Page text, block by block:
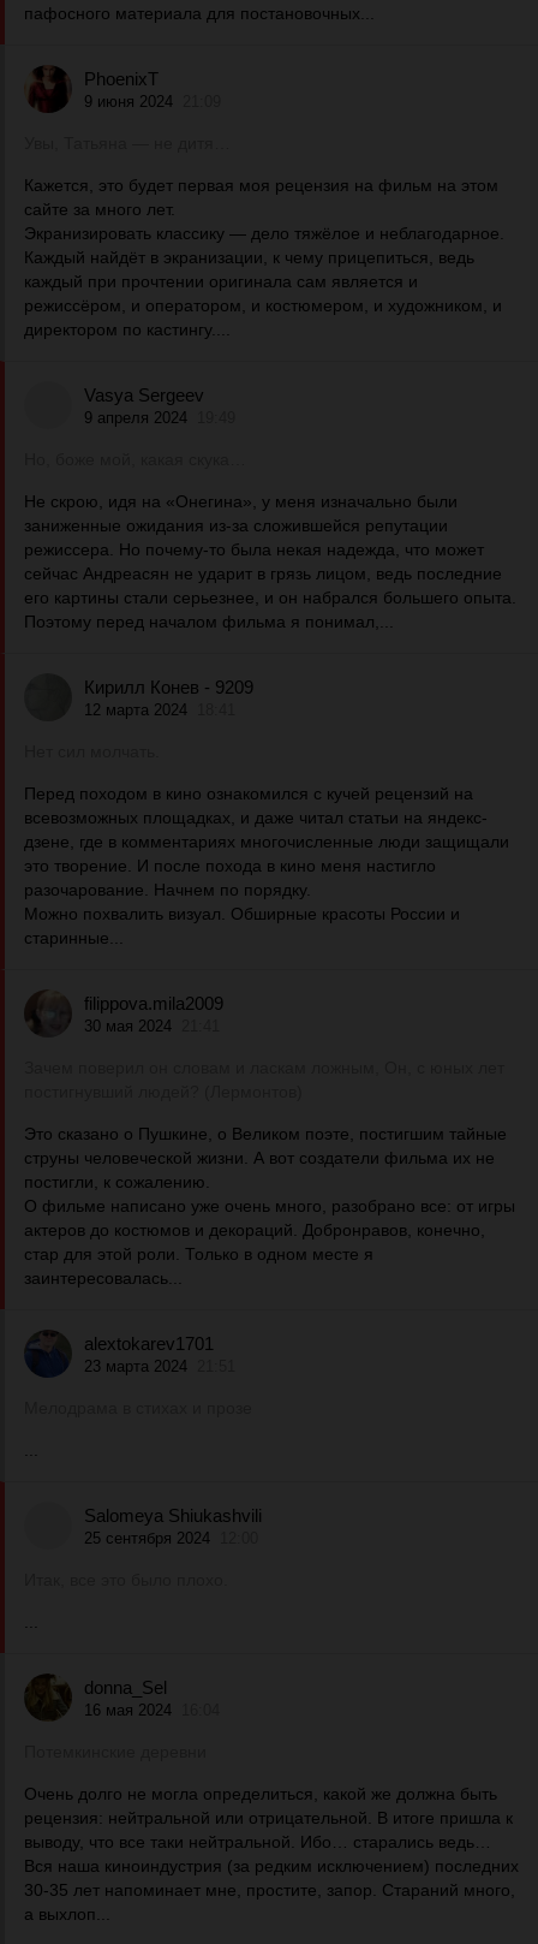
пафосного материала для постановочных...
PhoenixT
9 июня 2024
Кажется, это будет первая моя рецензия на фильм на этом
сайте за много лет.
Экранизировать классику — дело тяжёлое и неблагодарное.
Каждый найдёт в экранизации, к чему прицепиться, ведь
каждый при прочтении оригинала сам является и
режиссёром, и оператором, и костюмером, и художником, и
директором по кастингу....
Vasya Sergeev
9 апреля 2024
Не скрою, идя на «Онегина», у меня изначально были
заниженные ожидания из-за сложившейся репутации
режиссера. Но почему-то была некая надежда, что может
сейчас Андреасян не ударит в грязь лицом, ведь последние
его картины стали серьезнее, и он набрался большего опыта.
Поэтому перед началом фильма я понимал,...
Кирилл Конев - 9209
12 марта 2024
Перед походом в кино ознакомился с кучей рецензий на
всевозможных площадках, и даже читал статьи на яндекс-
дзене, где в комментариях многочисленные люди защищали
это творение. И после похода в кино меня настигло
разочарование. Начнем по порядку.
Можно похвалить визуал. Обширные красоты России и
старинные...
filippova.mila2009
30 мая 2024
Это сказано о Пушкине, о Великом поэте, постигшим тайные
струны человеческой жизни. А вот создатели фильма их не
постигли, к сожалению.
О фильме написано уже очень много, разобрано все: от игры
актеров до костюмов и декораций. Добронравов, конечно,
стар для этой роли. Только в одном месте я
заинтересовалась...
alextokarev1701
23 марта 2024
Salomeya Shiukashvili
25 сентября 2024
donna_Sel
16 мая 2024
Очень долго не могла определиться, какой же должна быть
рецензия: нейтральной или отрицательной. В итоге пришла к
выводу, что все таки нейтральной. Ибо… старались ведь…
Вся наша киноиндустрия (за редким исключением) последних
30-35 лет напоминает мне, простите, запор. Стараний много,
а выхлоп...